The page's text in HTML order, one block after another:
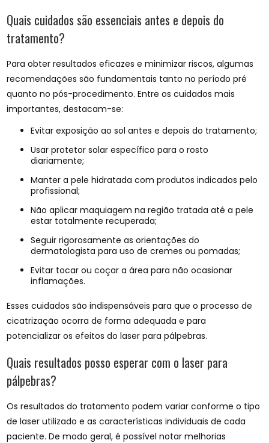
Quais cuidados são essenciais antes e depois do
tratamento?
Para obter resultados eficazes e minimizar riscos, algumas
recomendações são fundamentais tanto no período pré
quanto no pós-procedimento. Entre os cuidados mais
importantes, destacam-se:
Evitar exposição ao sol antes e depois do tratamento;
Usar protetor solar específico para o rosto
diariamente;
Manter a pele hidratada com produtos indicados pelo
profissional;
Não aplicar maquiagem na região tratada até a pele
estar totalmente recuperada;
Seguir rigorosamente as orientações do
dermatologista para uso de cremes ou pomadas;
Evitar tocar ou coçar a área para não ocasionar
inflamações.
Esses cuidados são indispensáveis para que o processo de
cicatrização ocorra de forma adequada e para
potencializar os efeitos do laser para pálpebras.
Quais resultados posso esperar com o laser para
pálpebras?
Os resultados do tratamento podem variar conforme o tipo
de laser utilizado e as características individuais de cada
paciente. De modo geral, é possível notar melhorias